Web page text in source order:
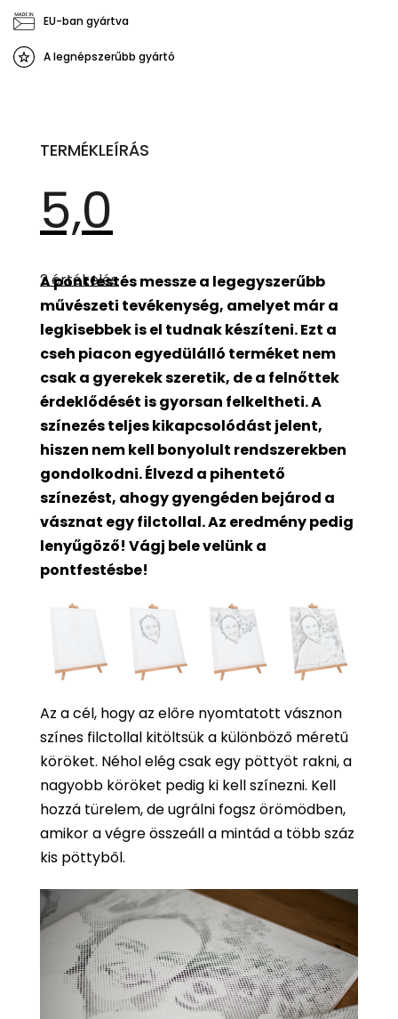
EU-ban gyártva
A legnépszerűbb gyártó
TERMÉKLEÍRÁS
5,0
termék
átlagos
értékelése
5-
ből
5,0
csillag.
2 értékelés
A pontfestés messze a legegyszerűbb
művészeti tevékenység, amelyet már a
legkisebbek is el tudnak készíteni. Ezt a
cseh piacon egyedülálló terméket nem
csak a gyerekek szeretik, de a felnőttek
érdeklődését is gyorsan felkeltheti. A
színezés teljes kikapcsolódást jelent,
hiszen nem kell bonyolult rendszerekben
gondolkodni. Élvezd a pihentető
színezést, ahogy gyengéden bejárod a
vásznat egy filctollal. Az eredmény pedig
lenyűgöző! Vágj bele velünk a
pontfestésbe!
Az a cél, hogy az előre nyomtatott vásznon
színes filctollal kitöltsük a különböző méretű
köröket. Néhol elég csak egy pöttyöt rakni, a
nagyobb köröket pedig ki kell színezni. Kell
hozzá türelem, de ugrálni fogsz örömödben,
amikor a végre összeáll a mintád a több száz
kis pöttyből.